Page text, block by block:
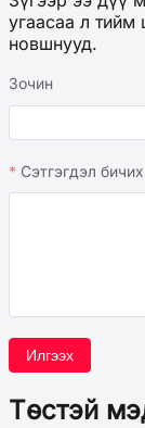
угаасаа л
новшнууд.
Зочин
Сэтгэгдэл бичих
Илгээх
Төстэй